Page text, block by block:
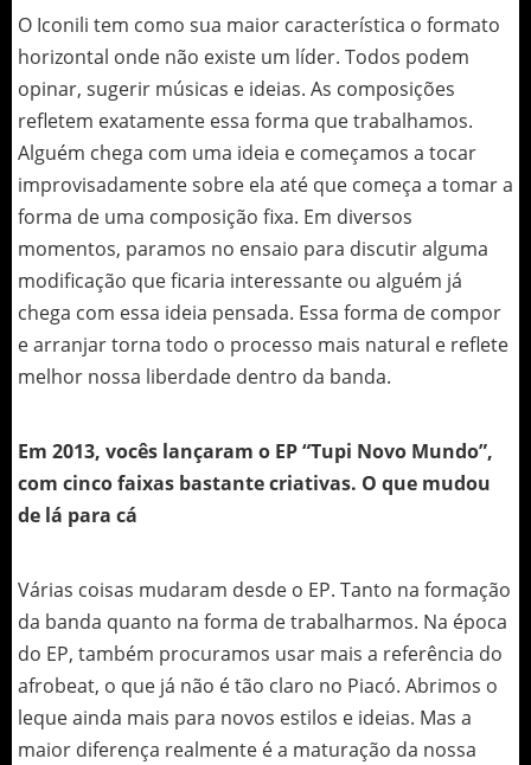
O Iconili tem como sua maior característica o formato
horizontal onde não existe um líder. Todos podem
opinar, sugerir músicas e ideias. As composições
refletem exatamente essa forma que trabalhamos.
Alguém chega com uma ideia e começamos a tocar
improvisadamente sobre ela até que começa a tomar a
forma de uma composição fixa. Em diversos
momentos, paramos no ensaio para discutir alguma
modificação que ficaria interessante ou alguém já
chega com essa ideia pensada. Essa forma de compor
e arranjar torna todo o processo mais natural e reflete
melhor nossa liberdade dentro da banda.
Em 2013, vocês lançaram o EP “Tupi Novo Mundo”,
com cinco faixas bastante criativas. O que mudou
de lá para cá
Várias coisas mudaram desde o EP. Tanto na formação
da banda quanto na forma de trabalharmos. Na época
do EP, também procuramos usar mais a referência do
afrobeat, o que já não é tão claro no Piacó. Abrimos o
leque ainda mais para novos estilos e ideias. Mas a
maior diferença realmente é a maturação da nossa